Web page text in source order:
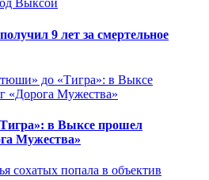
9 лет за смертельное
в Выксе прошел
Мужества»